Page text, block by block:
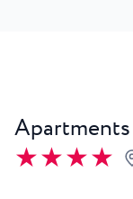
★ ★ ★ ★